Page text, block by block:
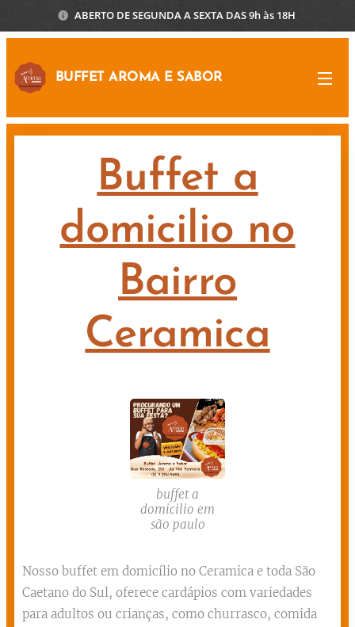
ABERTO DE SEGUNDA A SEXTA DAS 9h às 18H
BUFFET AROMA E SABOR
Buffet a
domicilio no
Bairro
Ceramica
buffet a
domicilio em
são paulo
Nosso buffet em domicílio no Ceramica e toda São
Caetano do Sul, oferece cardápios com variedades
para adultos ou crianças, como churrasco, comida